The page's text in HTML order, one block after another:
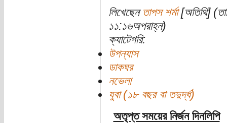
লিখেছেন তাপস শর্মা[অতিথি]
১১:১৬অপরাহ্ন)
ক্যাটেগরি:
উপন্যাস
ডাকঘর
নভেলা
যুবা (১৮ বছর বা তদুর্দ্ধ)
অতৃপ্ত সময়ের নির্জন দিনলিপি